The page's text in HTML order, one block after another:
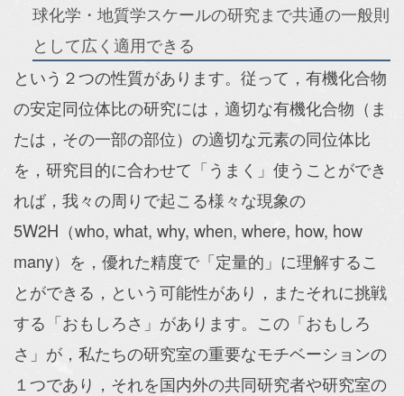
球化学・地質学スケールの研究まで共通の一般則
として広く適用できる
という２つの性質があります。従って，有機化合物
の安定同位体比の研究には，適切な有機化合物（ま
たは，その一部の部位）の適切な元素の同位体比
を，研究目的に合わせて「うまく」使うことができ
れば，我々の周りで起こる様々な現象の
5W2H（who, what, why, when, where, how, how
many）を，優れた精度で「定量的」に理解するこ
とができる，という可能性があり，またそれに挑戦
する「おもしろさ」があります。この「おもしろ
さ」が，私たちの研究室の重要なモチベーションの
１つであり，それを国内外の共同研究者や研究室の